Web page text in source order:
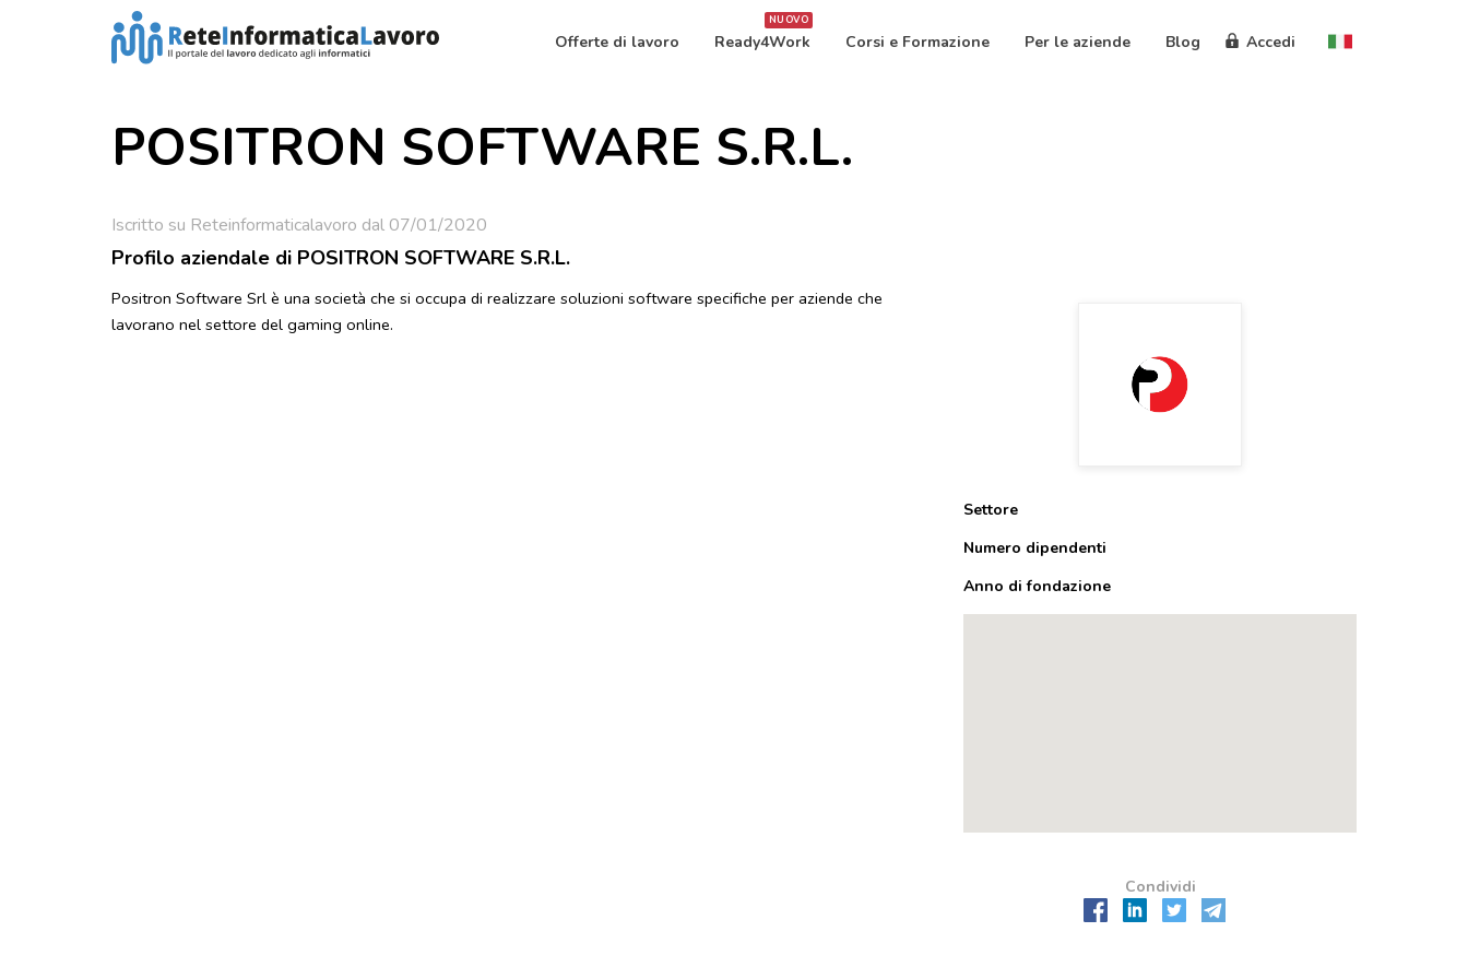
Offerte di lavoro
NUOVO
Ready4Work Corsi e Formazione Per le aziende Blog Accedi
POSITRON SOFTWARE S.R.L.
Iscritto su Reteinformaticalavoro dal 07/01/2020
Profilo aziendale di POSITRON SOFTWARE S.R.L.
Positron Software Srl è una società che si occupa di realizzare soluzioni software specifiche per aziende che
lavorano nel settore del gaming online.
Settore
Numero dipendenti
Anno di fondazione
Condividi